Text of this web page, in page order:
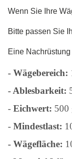
Wenn Sie Ihre
Bitte passen Sie
Eine
- Wägebereich:
- Ablesbarkeit:
- Eichwert: 500
- Mindestlast:
- Wägefläche: